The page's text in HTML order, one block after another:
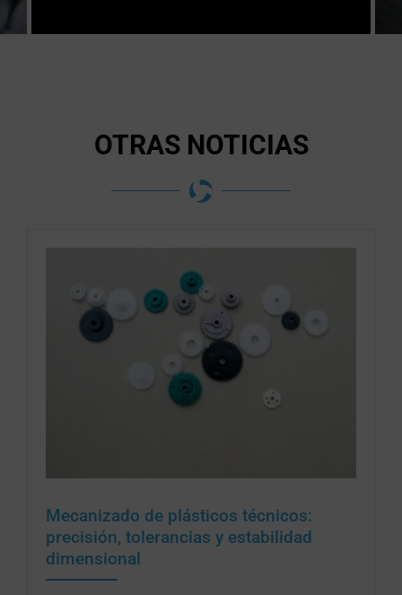
OTRAS NOTICIAS
Mecanizado de plásticos técnicos:
precisión, tolerancias y estabilidad
dimensional